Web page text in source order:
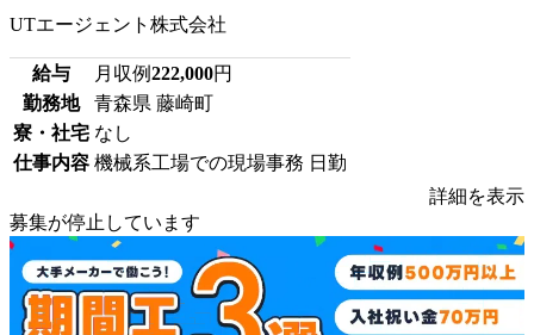
UTエージェント株式会社
給与 月収例222,000円
勤務地
青森県 藤崎町
寮・社宅 なし
仕事内容 機械系工場での現場事務 日勤
詳細を表示
募集が停止しています